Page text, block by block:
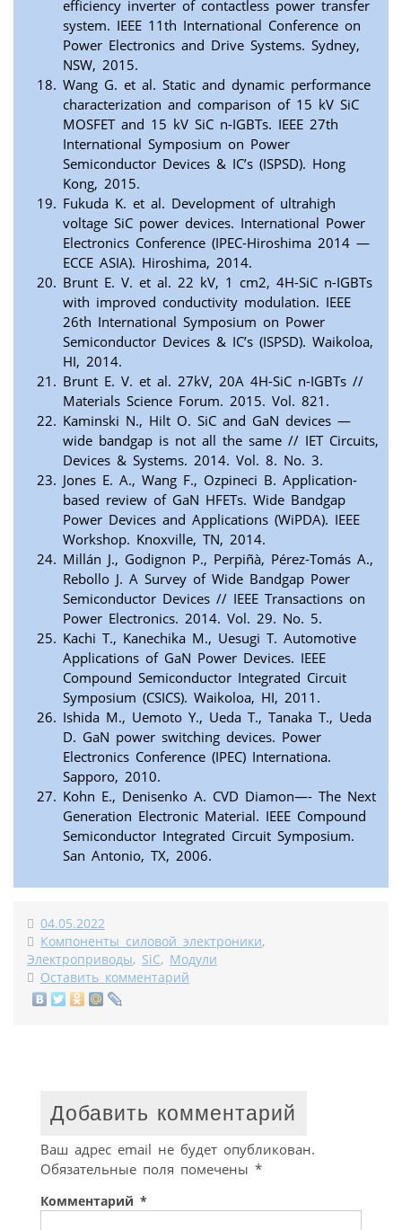
efficiency inverter of contactless power transfer
system. IEEE 11th International Conference on
Power Electronics and Drive Systems. Sydney,
NSW, 2015.
Wang G. et al. Static and dynamic performance
characterization and comparison of 15 kV SiC
MOSFET and 15 kV SiC n-IGBTs. IEEE 27th
International Symposium on Power
Semiconductor Devices & IC’s (ISPSD). Hong
Kong, 2015.
Fukuda K. et al. Development of ultrahigh
voltage SiC power devices. International Power
Electronics Conference (IPEC-Hiroshima 2014 —
ECCE ASIA). Hiroshima, 2014.
Brunt E. V. et al. 22 kV, 1 cm2, 4H-SiC n-IGBTs
with improved conductivity modulation. IEEE
26th International Symposium on Power
Semiconductor Devices & IC’s (ISPSD). Waikoloa,
HI, 2014.
Brunt E. V. et al. 27kV, 20A 4H-SiC n-IGBTs //
Materials Science Forum. 2015. Vol. 821.
Kaminski N., Hilt O. SiC and GaN devices —
wide bandgap is not all the same // IET Circuits,
Devices & Systems. 2014. Vol. 8. No. 3.
Jones E. A., Wang F., Ozpineci B. Application-
based review of GaN HFETs. Wide Bandgap
Power Devices and Applications (WiPDA). IEEE
Workshop. Knoxville, TN, 2014.
Millán J., Godignon P., Perpiñà, Pérez-Tomás A.,
Rebollo J. A Survey of Wide Bandgap Power
Semiconductor Devices // IEEE Transactions on
Power Electronics. 2014. Vol. 29. No. 5.
Kachi T., Kanechika M., Uesugi T. Automotive
Applications of GaN Power Devices. IEEE
Compound Semiconductor Integrated Circuit
Symposium (CSICS). Waikoloa, HI, 2011.
Ishida M., Uemoto Y., Ueda T., Tanaka T., Ueda
D. GaN power switching devices. Power
Electronics Conference (IPEC) Internationa.
Sapporo, 2010.
Kohn E., Denisenko A. CVD Diamon—- The Next
Generation Electronic Material. IEEE Compound
Semiconductor Integrated Circuit Symposium.
San Antonio, TX, 2006.
04.05.2022
Компоненты силовой электроники,
Электроприводы, SiC, Модули
Оставить комментарий
Добавить комментарий
Ваш адрес email не будет опубликован.
Обязательные поля помечены *
Комментарий *